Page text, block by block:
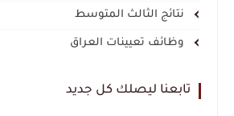
نتائج الثالث المتوسط
وظائف تعيينات العراق
تابعنا ليصلك كل جديد